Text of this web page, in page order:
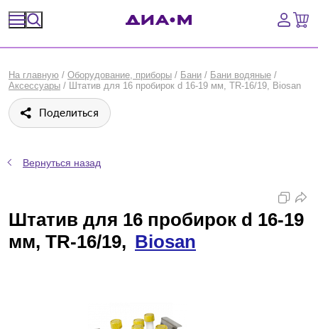
Оборудование, приборы
Расходные материалы, пластик, стекло
Химические реактивы, препараты, наборы
Библиотека
На главную / Оборудование, приборы / Бани / Бани водяные /
Аксессуары / Штатив для 16 пробирок d 16-19 мм, TR-16/19, Biosan
Поделиться
Вернуться назад
Штатив для 16 пробирок d 16-19
мм, TR-16/19, Biosan